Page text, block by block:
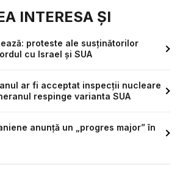
INTERESA ȘI
proteste ale susținătorilor
cu Israel și SUA
ar fi acceptat inspecții nucleare
respinge varianta SUA
anunță un „progres major” în